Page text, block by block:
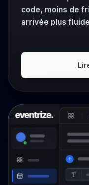
code, moins de
arrivée plus